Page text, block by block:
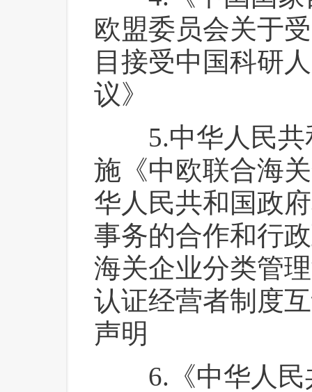
欧盟委员会关于
目接受中国科研
议》
5.中华人民共
施《中欧联合海
华人民共和国政
事务的合作和行
海关企业分类管
认证经营者制度
声明
6.《中华人民